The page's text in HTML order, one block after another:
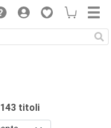
143 titoli